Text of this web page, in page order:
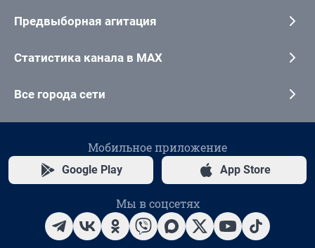
Предвыборная агитация
Статистика канала в MAX
Все города сети
Мобильное приложение
Google Play App Store
Мы в соцсетях